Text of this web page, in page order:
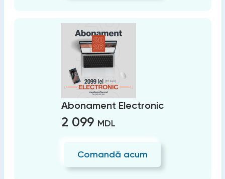
Abonament Electronic
2 099 MDL
Comandă acum